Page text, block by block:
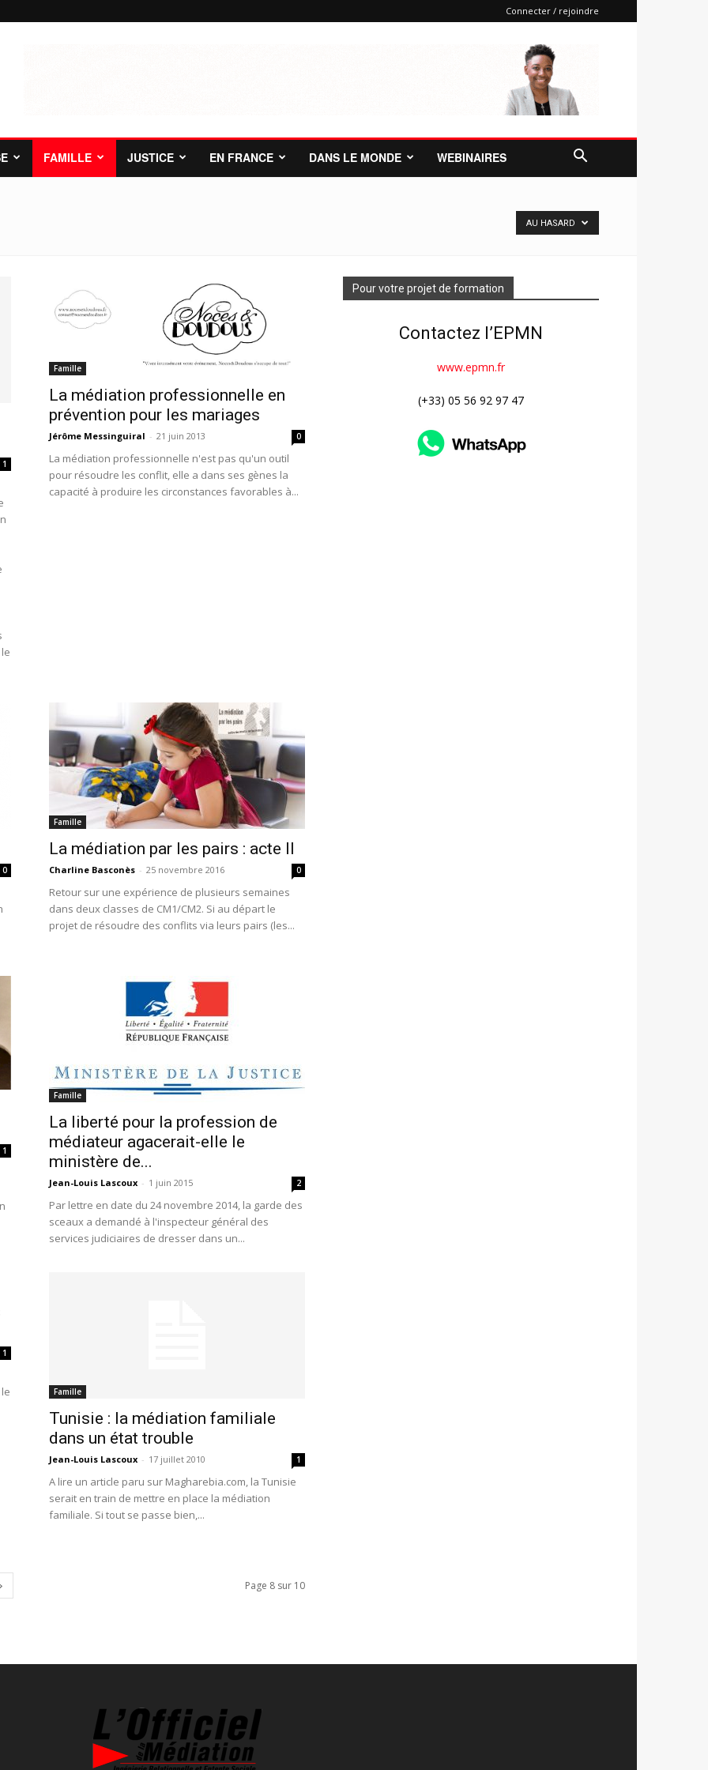
Connecter / rejoindre
FAMILLE JUSTICE EN FRANCE DANS LE MONDE WEBINAIRES
AU HASARD
1
Famille
La médiation professionnelle en
prévention pour les mariages
Jérôme Messinguiral - 21 juin 2013 0
La médiation professionnelle n'est pas qu'un outil
pour résoudre les conflit, elle a dans ses gènes la
capacité à produire les circonstances favorables à...
0
Famille
La médiation par les pairs : acte II
Charline Basconès - 25 novembre 2016 0
Retour sur une expérience de plusieurs semaines
dans deux classes de CM1/CM2. Si au départ le
projet de résoudre des conflits via leurs pairs (les...
1
Famille
La liberté pour la profession de
médiateur agacerait-elle le
ministère de...
Jean-Louis Lascoux - 1 juin 2015 2
Par lettre en date du 24 novembre 2014, la garde des
sceaux a demandé à l'inspecteur général des
services judiciaires de dresser dans un...
1
Famille
Tunisie : la médiation familiale
dans un état trouble
Jean-Louis Lascoux - 17 juillet 2010 1
A lire un article paru sur Magharebia.com, la Tunisie
serait en train de mettre en place la médiation
familiale. Si tout se passe bien,...
Page 8 sur 10
Pour votre projet de formation
Contactez l’EPMN
www.epmn.fr
(+33) 05 56 92 97 47